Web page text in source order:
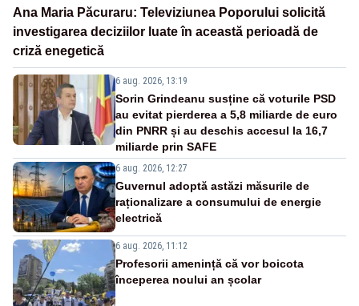
Ana Maria Păcuraru: Televiziunea Poporului solicită
investigarea deciziilor luate în această perioadă de
criză enegetică
6 aug. 2026, 13:19
Sorin Grindeanu susține că voturile PSD
au evitat pierderea a 5,8 miliarde de euro
din PNRR și au deschis accesul la 16,7
miliarde prin SAFE
6 aug. 2026, 12:27
Guvernul adoptă astăzi măsurile de
raționalizare a consumului de energie
electrică
6 aug. 2026, 11:12
Profesorii amenință că vor boicota
începerea noului an școlar